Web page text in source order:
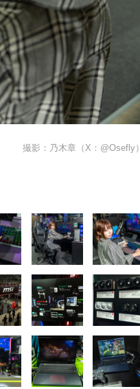
撮影：乃木章（X：@Osefly）